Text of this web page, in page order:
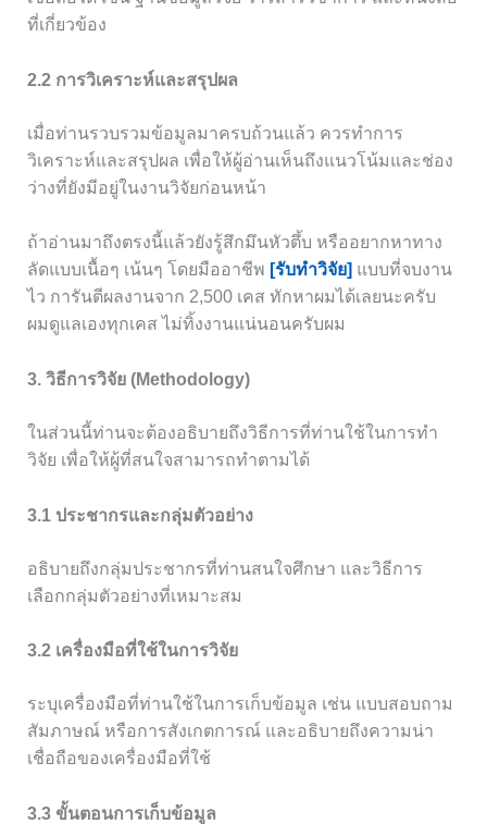
ที่เกี่ยวข้อง
2.2 การวิเคราะห์และสรุปผล
เมื่อท่านรวบรวมข้อมูลมาครบถ้วนแล้ว ควรทำการ
วิเคราะห์และสรุปผล เพื่อให้ผู้อ่านเห็นถึงแนวโน้มและช่อง
ว่างที่ยังมีอยู่ในงานวิจัยก่อนหน้า
ถ้าอ่านมาถึงตรงนี้แล้วยังรู้สึกมึนหัวตึ้บ หรืออยากหาทาง
ลัดแบบเนื้อๆ เน้นๆ โดยมืออาชีพ [รับทำวิจัย] แบบที่จบงาน
ไว การันตีผลงานจาก 2,500 เคส ทักหาผมได้เลยนะครับ
ผมดูแลเองทุกเคส ไม่ทิ้งงานแน่นอนครับผม
3. วิธีการวิจัย (Methodology)
ในส่วนนี้ท่านจะต้องอธิบายถึงวิธีการที่ท่านใช้ในการทำ
วิจัย เพื่อให้ผู้ที่สนใจสามารถทำตามได้
3.1 ประชากรและกลุ่มตัวอย่าง
อธิบายถึงกลุ่มประชากรที่ท่านสนใจศึกษา และวิธีการ
เลือกกลุ่มตัวอย่างที่เหมาะสม
3.2 เครื่องมือที่ใช้ในการวิจัย
ระบุเครื่องมือที่ท่านใช้ในการเก็บข้อมูล เช่น แบบสอบถาม
สัมภาษณ์ หรือการสังเกตการณ์ และอธิบายถึงความน่า
เชื่อถือของเครื่องมือที่ใช้
3.3 ขั้นตอนการเก็บข้อมูล